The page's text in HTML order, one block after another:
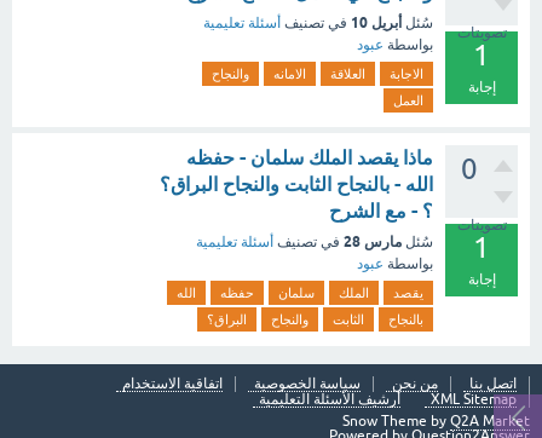
تصويتات
1
إجابة
سُئل أبريل 10 في تصنيف أسئلة تعليمية
بواسطة عبود
الاجابة العلاقة الامانه
والنجاح
العمل
0
تصويتات
1
إجابة
ماذا يقصد الملك سلمان - حفظه
الله - بالنجاح الثابت والنجاح البراق؟
؟ - مع الشرح
سُئل مارس 28 في تصنيف أسئلة تعليمية
بواسطة عبود
يقصد الملك سلمان حفظه
الله
بالنجاح
الثابت والنجاح البراق؟
اتصل بنا من نحن سياسة الخصوصية
اتفاقية الاستخدام
XML Sitemap
أرشيف الأسئلة التعليمية
Snow Theme by Q2A Market